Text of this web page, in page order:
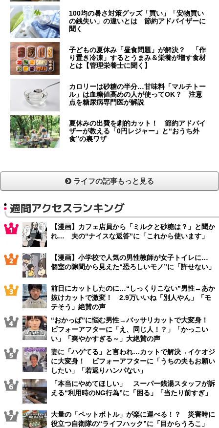
100均の暑さ対策グッズ「買い」「安物買い
の銭失い」の違いとは 節約アドバイザーに
聞く
子どもの夏休み「昼食問題」が解決？ 「作
り置き冷凍」するとうまみ＆栄養が増す食材
とは【管理栄養士に聞く】
カロリーは砂糖の半分…甘味料「マルチトー
ル」は血糖値高めの人が使ってOK？ 注意
点を糖尿病専門医が解説
夏休みの出費を劇的カット！ 節約アドバイ
ザーが教える「0円レジャー」と“おうち外
食”の裏ワザ
ライフの記事もっと見る
週間アクセスランキング
【漫画】カフェ店員から「ミルクと砂糖は？」と聞か
れ… 夫の“ナイスな返答”に「これから使います」
【漫画】小学校で人気の男性教師が女子トイレに…
個室の隙間から見えた“恐ろしいモノ”に「許せない」
前日にカットしたのに…“しっくりこない”男性→あか
抜けカットで激変！ 2.9万いいね「別人やん」「モ
テそう」絶賛の声
“おかっぱ”に悩む男性→バッサリカットで大変身！
ビフォーアフターに「え、同じ人！？」「かっこい
い」「爽やかすぎる～」大絶賛の声
妻に「ハゲてる」と言われ…カットで解決→イケオジ
に大変身！ ビフォーアフターに「うちの夫もお願い
したい」「若返りハンパない」
「本当にやめてほしい」 スーパー銭湯スタッフが訴
える“利用時のNG行為”に「困る」「当たり前すぎ」
大量の「ペットボトル」が楽に運べる！？ 災害時に
役立つ自衛隊の“ライフハック”に「目からうろこ」